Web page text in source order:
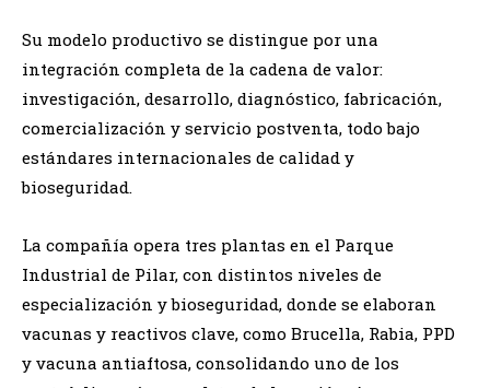
Su modelo productivo se distingue por una
integración completa de la cadena de valor:
investigación, desarrollo, diagnóstico, fabricación,
comercialización y servicio postventa, todo bajo
estándares internacionales de calidad y
bioseguridad.
La compañía opera tres plantas en el Parque
Industrial de Pilar, con distintos niveles de
especialización y bioseguridad, donde se elaboran
vacunas y reactivos clave, como Brucella, Rabia, PPD
y vacuna antiaftosa, consolidando uno de los